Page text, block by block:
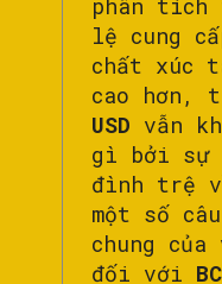
lệ cung
chất xúc
cao hơn,
USD vẫn
gì bởi sự
đình trệ
một số
chung
đối với